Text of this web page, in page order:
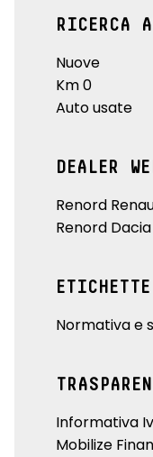
RICERCA
Nuove
Km 0
Auto usate
DEALER
Renord
Renord
Normativa e
Informativa
Mobilize